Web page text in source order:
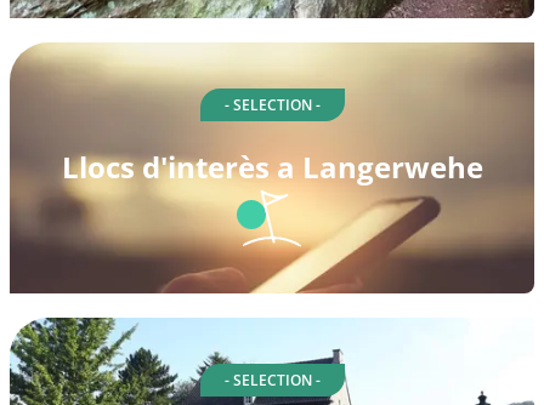
- SELECTION -
Llocs d'interès a Langerwehe
- SELECTION -